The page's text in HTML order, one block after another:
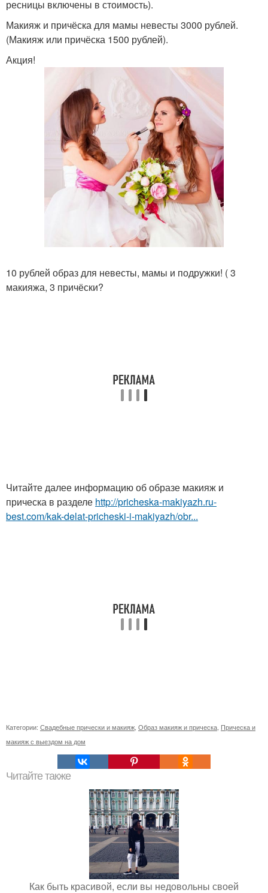
ресницы включены в стоимость).
Макияж и причёска для мамы невесты 3000 рублей.
(Макияж или причёска 1500 рублей).
Акция!
10 рублей образ для невесты, мамы и подружки! ( 3
макияжа, 3 причёски?
Читайте далее информацию об образе макияж и
прическа в разделе http://pricheska-makiyazh.ru-
best.com/kak-delat-pricheski-i-makiyazh/obr...
Категории: Свадебные прически и макияж Образ макияж и прическа Прическа и
макияж с выездом на дом
Читайте также
Как быть красивой, если вы недовольны своей